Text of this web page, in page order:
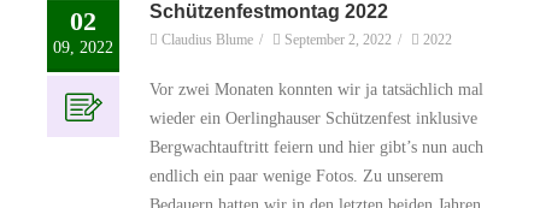
02
09, 2022
Schützenfestmontag 2022
Claudius Blume / September 2, 2022 / 2022
Vor zwei Monaten konnten wir ja tatsächlich mal
wieder ein Oerlinghauser Schützenfest inklusive
Bergwachtauftritt feiern und hier gibt’s nun auch
endlich ein paar wenige Fotos. Zu unserem